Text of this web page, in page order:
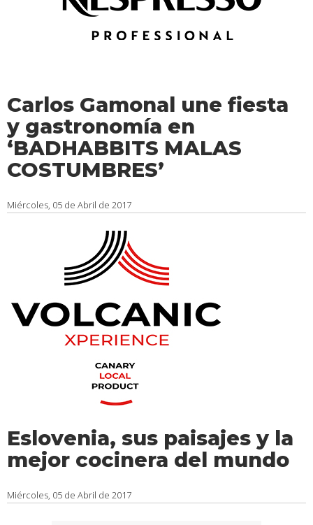
Carlos Gamonal une fiesta
y gastronomía en
‘BADHABBITS MALAS
COSTUMBRES’
Miércoles, 05 de Abril de 2017
Eslovenia, sus paisajes y la
mejor cocinera del mundo
Miércoles, 05 de Abril de 2017